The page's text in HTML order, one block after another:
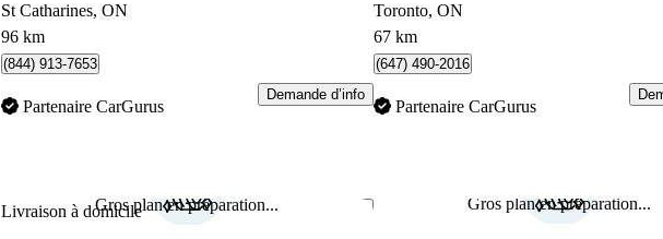
St Catharines, ON
96 km
(844) 913-7653
Partenaire CarGurus
Demande d’info
Toronto, ON
67 km
(647) 490-2016
Partenaire CarGurus
Gros plan en préparation...
Livraison à domicile Enregistrer cette annonceGros plan en préparation...